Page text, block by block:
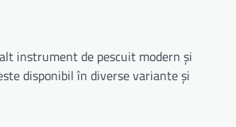
instrument de pescuit modern și
disponibil în diverse variante și